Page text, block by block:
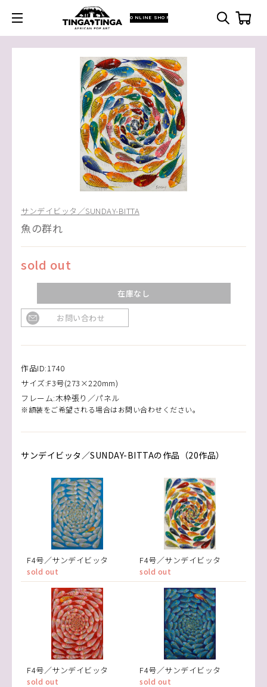
ONLINE SHOP
サンデイビッタ／SUNDAY-BITTA
魚の群れ
sold out
在庫なし
お問い合わせ
作品ID:1740
サイズ:F3号(273×220mm)
フレーム:木枠張り／パネル
※額装をご希望される場合はお問い合わせください。
サンデイビッタ／SUNDAY-BITTAの作品（20作品）
F4号／サンデイビッタ
sold out
F4号／サンデイビッタ
sold out
F4号／サンデイビッタ
sold out
F4号／サンデイビッタ
sold out